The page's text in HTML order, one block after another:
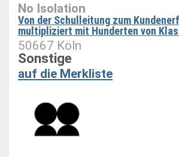
No Isolation
Von der Schulleitung zum
multipliziert mit Hunderten von
50667 Köln
Sonstige
auf die Merkliste